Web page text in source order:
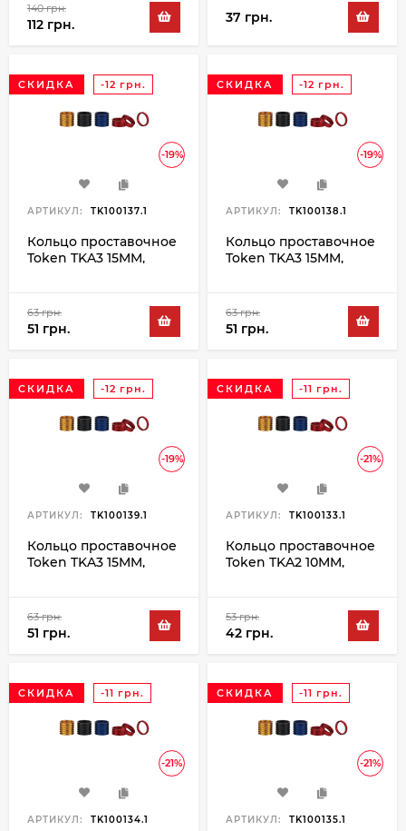
140 грн.
112 грн. 37 грн.
-19%
СКИДКА -12 грн.
АРТИКУЛ: TK100137.1
Кольцо проставочное
Token TKA3 15MM,
63 грн.
51 грн.
-19%
СКИДКА -12 грн.
АРТИКУЛ: TK100138.1
Кольцо проставочное
Token TKA3 15MM,
63 грн.
51 грн.
-19%
СКИДКА -12 грн.
АРТИКУЛ: TK100139.1
Кольцо проставочное
Token TKA3 15MM,
63 грн.
51 грн.
-21%
СКИДКА -11 грн.
АРТИКУЛ: TK100133.1
Кольцо проставочное
Token TKA2 10MM,
53 грн.
42 грн.
-21%
СКИДКА -11 грн.
АРТИКУЛ: TK100134.1
-21%
СКИДКА -11 грн.
АРТИКУЛ: TK100135.1